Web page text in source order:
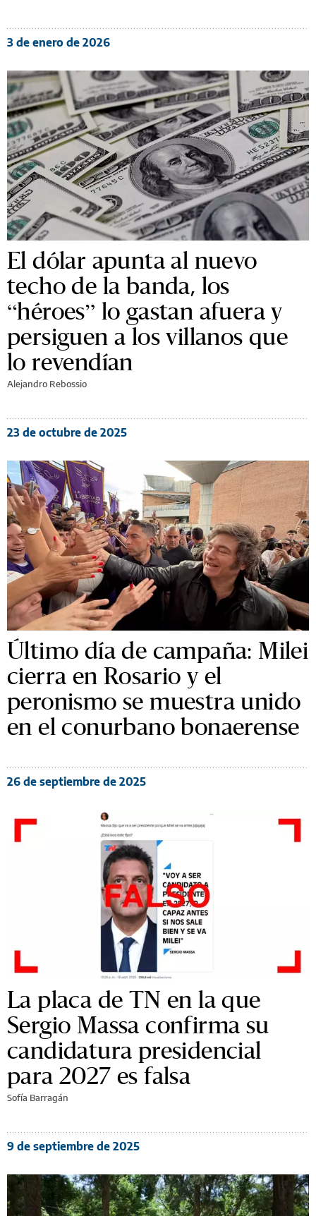
3 de enero de 2026
El dólar apunta al nuevo
techo de la banda, los
“héroes” lo gastan afuera y
persiguen a los villanos que
lo revendían
Alejandro Rebossio
23 de octubre de 2025
Último día de campaña: Milei
cierra en Rosario y el
peronismo se muestra unido
en el conurbano bonaerense
26 de septiembre de 2025
La placa de TN en la que
Sergio Massa confirma su
candidatura presidencial
para 2027 es falsa
Sofía Barragán
9 de septiembre de 2025